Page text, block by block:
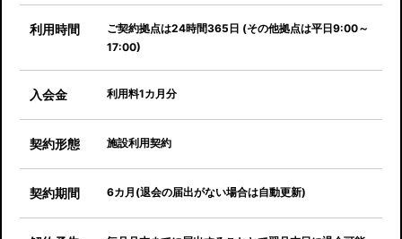
利用時間
ご契約拠点は24時間365日 (その他拠点は平日9:00～
17:00)
入会金 利用料1カ月分
契約形態 施設利用契約
契約期間 6カ月(退会の届出がない場合は自動更新)